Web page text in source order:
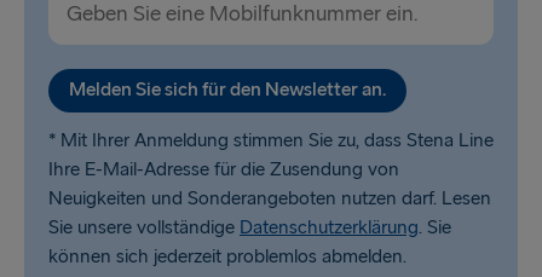
Melden Sie sich für den Newsletter an.
* Mit Ihrer Anmeldung stimmen Sie zu, dass Stena Line
Ihre E-Mail-Adresse für die Zusendung von
Neuigkeiten und Sonderangeboten nutzen darf. Lesen
Sie unsere vollständige Datenschutzerklärung. Sie
können sich jederzeit problemlos abmelden.